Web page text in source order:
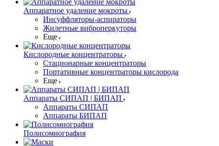
Аппаратное удаление мокроты
Инсуффляторы-аспираторы
Жилетные виброперкуторы
Еще
Кислородные концентраторы
Стационарные концентраторы
Портативные концентраторы кислорода
Еще
Аппараты СИПАП | БИПАП
Аппараты СИПАП
Аппараты БИПАП
Полисомнография